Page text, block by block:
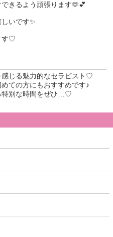
きるよう頑張ります🫶💕
いです✨
す♡
じる魅力的なセラピスト♡
ての方にもおすすめです♪
特別な時間をぜひ…♡